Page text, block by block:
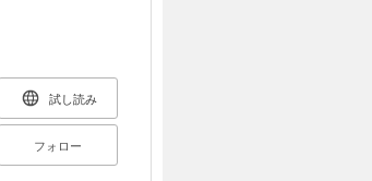
試し読み
フォロー